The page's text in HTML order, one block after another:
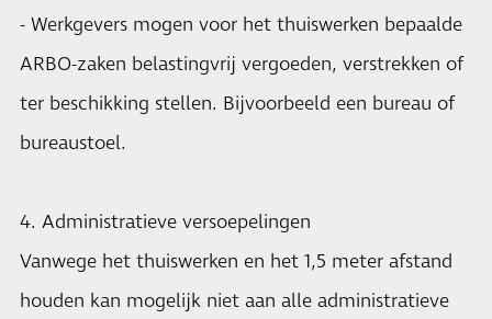
- Werkgevers mogen voor het thuiswerken bepaalde
ARBO-zaken belastingvrij vergoeden, verstrekken of
ter beschikking stellen. Bijvoorbeeld een bureau of
bureaustoel.
4. Administratieve versoepelingen
Vanwege het thuiswerken en het 1,5 meter afstand
houden kan mogelijk niet aan alle administratieve